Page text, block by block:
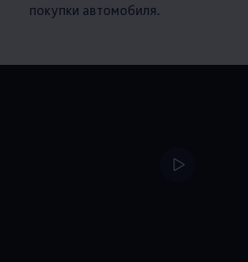
покупки автомобиля.